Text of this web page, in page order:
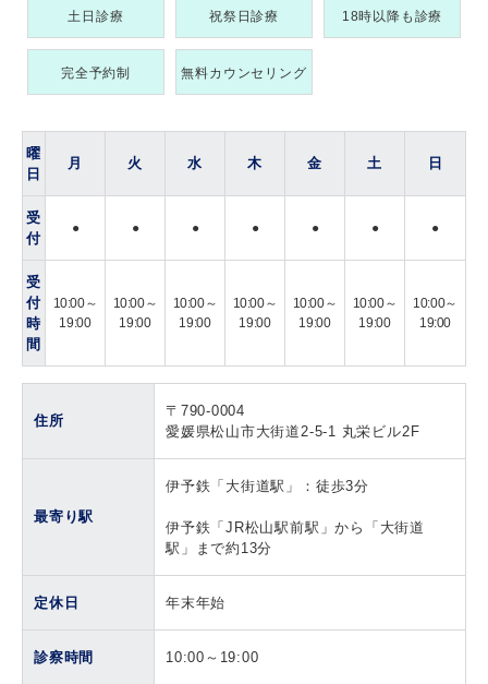
土日診療 祝祭日診療 18時以降も診療
完全予約制 無料カウンセリング
曜
日
月 火 水 木 金 土 日
受
付
● ● ● ● ● ● ●
受
付
時
間
10:00～
19:00
10:00～
19:00
10:00～
19:00
10:00～
19:00
10:00～
19:00
10:00～
19:00
10:00～
19:00
住所
〒790-0004
愛媛県松山市大街道2-5-1 丸栄ビル2F
最寄り駅
伊予鉄「大街道駅」：徒歩3分
伊予鉄「JR松山駅前駅」から「大街道
駅」まで約13分
定休日 年末年始
診察時間 10:00～19:00